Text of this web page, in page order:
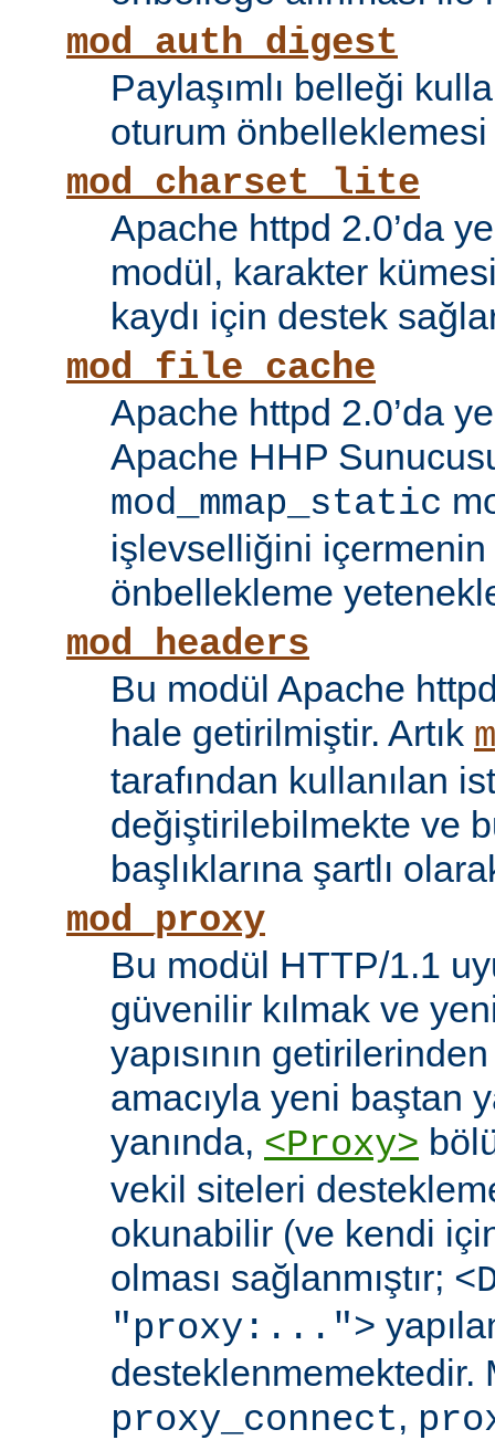
mod_auth_digest
Paylaşımlı belleği
oturum
mod_charset_lite
Apache httpd 2.0’da
modül, karakter
kaydı için destek
mod_file_cache
Apache httpd 2.0’da
Apache HHP
mod_mmap_static
işlevselliğini içermenin
önbellekleme
mod_headers
Bu modül Apache
hale getirilmiştir. Artık
tarafından kullanılan
değiştirilebilmekte ve
başlıklarına şartlı
mod_proxy
Bu modül HTTP/1.1
güvenilir kılmak ve
yapısının
amacıyla yeni baştan
yanında, <Proxy>
vekil siteleri
okunabilir (ve kendi
olması sağlanmıştır;
"proxy:...">
desteklenmemektedir.
proxy_connect,